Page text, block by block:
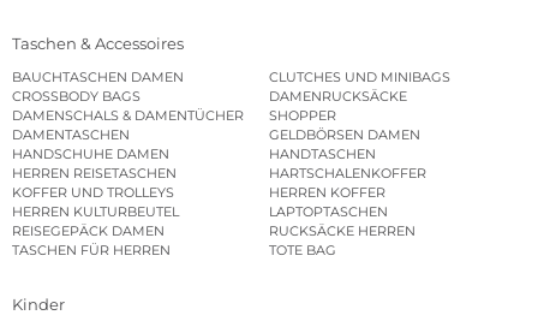
Taschen & Accessoires
BAUCHTASCHEN DAMEN
CLUTCHES UND MINIBAGS
CROSSBODY BAGS
DAMENRUCKSÄCKE
DAMENSCHALS & DAMENTÜCHER
SHOPPER
DAMENTASCHEN
GELDBÖRSEN DAMEN
HANDSCHUHE DAMEN
HANDTASCHEN
HERREN REISETASCHEN
HARTSCHALENKOFFER
KOFFER UND TROLLEYS
HERREN KOFFER
HERREN KULTURBEUTEL
LAPTOPTASCHEN
REISEGEPÄCK DAMEN
RUCKSÄCKE HERREN
TASCHEN FÜR HERREN
TOTE BAG
Kinder